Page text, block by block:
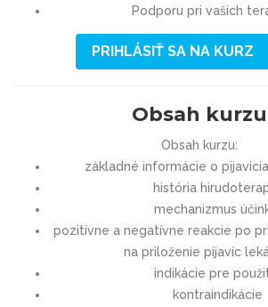
Podporu pri vašich
PRIHLÁSIŤ SA NA KURZ
Obsah kurzu
Obsah kurzu:
základné informácie o
história
mechanizmus
pozitívne a negatívne reakcie po
na priloženie pijavíc
indikácie pre
kontraindikácie